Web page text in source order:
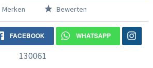
Merken Bewerten
FACEBOOK WHATSAPP
130061